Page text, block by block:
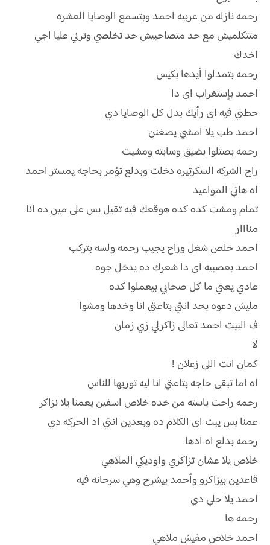
رحمه نازله من عربيه احمد وبتسمع الوصايا العشره
متتكلميش مع حد متصاحبيش حد تخلصي وترني عليا اجي
اخدك
رحمه بتمدلوا أيدها بكيس
احمد بإستغراب اى دا
حطني فيه اى رأيك بدل كل الوصايا دي
احمد طب يلا امشي يصغنن
رحمه بصتلوا بضيق وسابته ومشيت
راح الشركه السكرتيره دخلت وبدلع تؤمر بحاجه يمستر احمد
اه هاتي المواعيد
تمام ومشت كده كده هوقعك فيه تقيل بس على مين ده انا
منااار
احمد خلص شغل وراح يجيب رحمه ولسه بتركب
احمد بعصبيه اى دا شعرك ده يدخل جوه
عادي يعني ما كل صحابي بيعملوا كده
مليش دعوه بحد انتي بتاعتي انا وخدها ومشوا
ف البيت احمد تعالى زاكرلي زي زمان
لا
كمان انت اللى زعلان !
اه اما تبقى حاجه بتاعتي انا ليه توريها للناس
رحمه راحت باسته من خده خلاص اسفين يعمنا يلا نزاكر
عمنا بس يبت اى الكلام ده وبعدين انتي اد الحركه دي
رحمه بدلع اه ادها
خلاص يلا عشان تزاكري واوديكي الملاهي
قاعدين بيزاكرو وأحمد بيشرح وهي سرحانه فيه
احمد يلا حلي دي
رحمه ها
احمد خلاص مفيش ملاهي